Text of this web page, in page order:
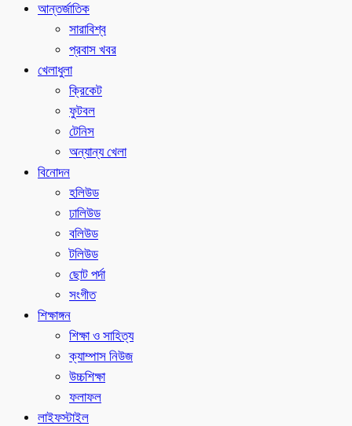
আন্তর্জাতিক
সারাবিশ্ব
প্রবাস খবর
খেলাধুলা
ক্রিকেট
ফুটবল
টেনিস
অন্যান্য খেলা
বিনোদন
হলিউড
ঢালিউড
বলিউড
টলিউড
ছোট পর্দা
সংগীত
শিক্ষাঙ্গন
শিক্ষা ও সাহিত্য
ক্যাম্পাস নিউজ
উচ্চশিক্ষা
ফলাফল
লাইফস্টাইল